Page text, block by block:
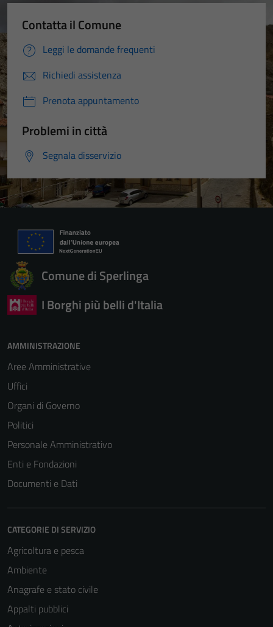
Contatta il Comune
Leggi le domande frequenti
Richiedi assistenza
Prenota appuntamento
Problemi in città
Segnala disservizio
Comune di Sperlinga
I Borghi più belli d'Italia
AMMINISTRAZIONE
Aree Amministrative
Uffici
Organi di Governo
Politici
Personale Amministrativo
Enti e Fondazioni
Documenti e Dati
CATEGORIE DI SERVIZIO
Agricoltura e pesca
Ambiente
Anagrafe e stato civile
Appalti pubblici
Questi cookie
sono necessari
per il
non raccolgono